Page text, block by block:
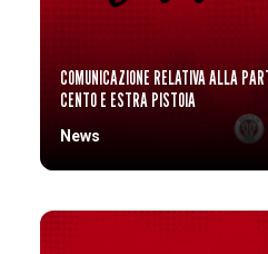
COMUNICAZIONE RELATIVA ALLA
CENTO E ESTRA PISTOIA
News